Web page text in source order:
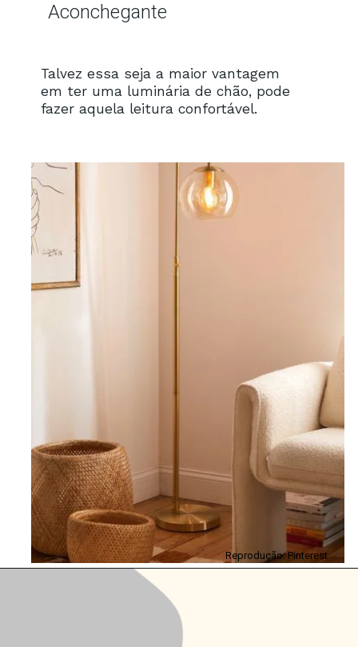
Talvez essa seja a maior vantagem
em ter uma luminária de chão, pode
fazer aquela leitura confortável.
Aconchegante
Reprodução: Pinterest